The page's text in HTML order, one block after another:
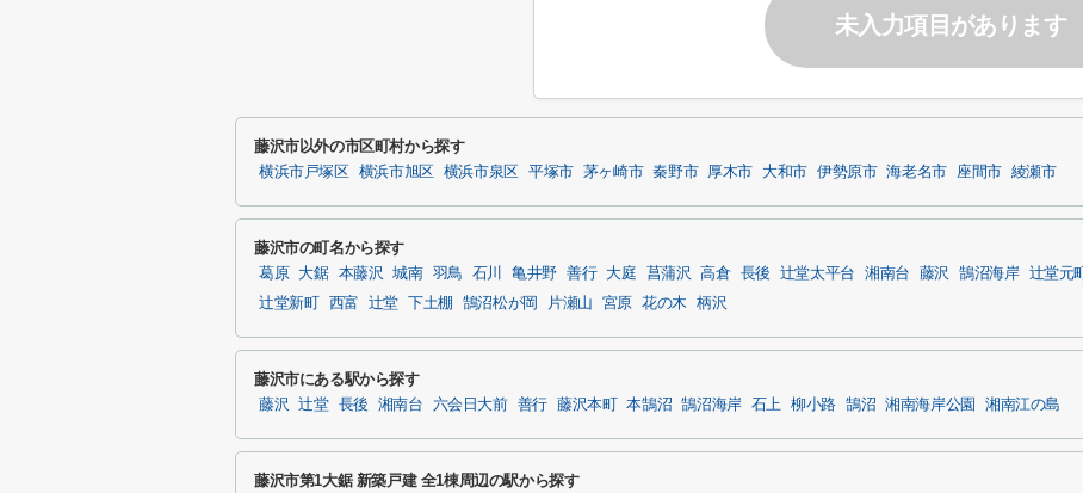
未入力項目があります
藤沢市以外の市区町村から探す
横浜市戸塚区 横浜市旭区 横浜市泉区 平塚市 茅ヶ崎市 秦野市 厚木市 大和市 伊勢原市 海老名市 座間市 綾瀬市
藤沢市の町名から探す
葛原 大鋸 本藤沢 城南 羽鳥 石川 亀井野 善行 大庭 菖蒲沢 高倉 長後 辻堂太平台 湘南台 藤沢 鵠沼海岸 辻堂元町
辻堂新町
西富 辻堂 下土棚 鵠沼松が岡 片瀬山 宮原 花の木 柄沢
藤沢市にある駅から探す
藤沢 辻堂 長後 湘南台 六会日大前 善行 藤沢本町 本鵠沼 鵠沼海岸 石上 柳小路 鵠沼 湘南海岸公園 湘南江の島
藤沢市第1大鋸 新築戸建 全1棟周辺の駅から探す